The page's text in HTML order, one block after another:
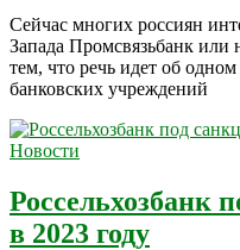
Сейчас многих россиян
Запада Промсвязьбанк или
тем, что речь идет об
банковских учреждений
Новости
Россельхозбанк
в 2023 году